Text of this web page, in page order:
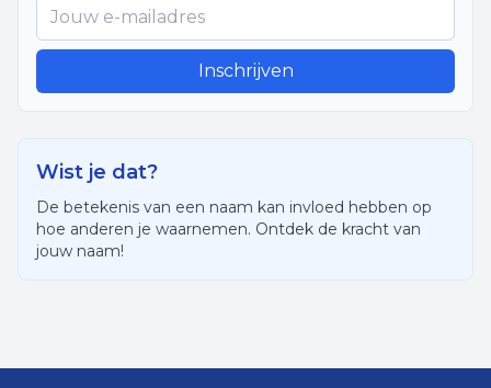
Inschrijven
Wist je dat?
De betekenis van een naam kan invloed hebben op
hoe anderen je waarnemen. Ontdek de kracht van
jouw naam!